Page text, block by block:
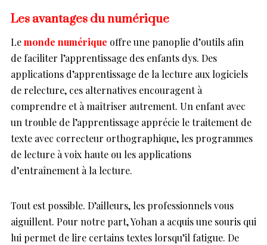
Les avantages du numérique
Lemonde numérique offre une panoplie d’outils afin
de faciliter l’apprentissage des enfants dys. Des
applications d’apprentissage de la lecture aux logiciels
de relecture, ces alternatives encouragent à
comprendre et à maîtriser autrement. Un enfant avec
un trouble de l’apprentissage apprécie le traitement de
texte avec correcteur orthographique, les programmes
de lecture à voix haute ou les applications
d’entraînement à la lecture.
Tout est possible. D’ailleurs, les professionnels vous
aiguillent. Pour notre part, Yohan a acquis une souris qui
lui permet de lire certains textes lorsqu’il fatigue. De